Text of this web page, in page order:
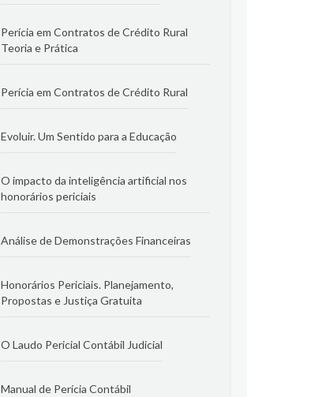
Perícia em Contratos de Crédito Rural
Teoria e Prática
Perícia em Contratos de Crédito Rural
Evoluir. Um Sentido para a Educação
O impacto da inteligência artificial nos
honorários periciais
Análise de Demonstrações Financeiras
Honorários Periciais. Planejamento,
Propostas e Justiça Gratuita
O Laudo Pericial Contábil Judicial
Manual de Perícia Contábil